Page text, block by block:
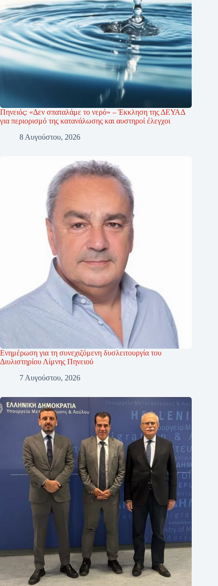
Πηνειός: «Δεν σπαταλάμε το νερό» – Έκκληση της ΔΕΥΑΔ
για περιορισμό της κατανάλωσης και αυστηροί έλεγχοι
8 Αυγούστου, 2026
Ενημέρωση για τη συνεχιζόμενη δυσλειτουργία του
Διυλιστηρίου Λίμνης Πηνειού
7 Αυγούστου, 2026